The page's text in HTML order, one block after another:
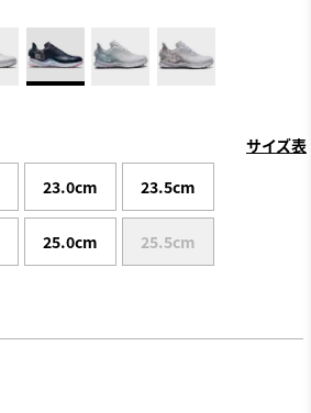
サイズ表
23.0cm 23.5cm
25.0cm 25.5cm